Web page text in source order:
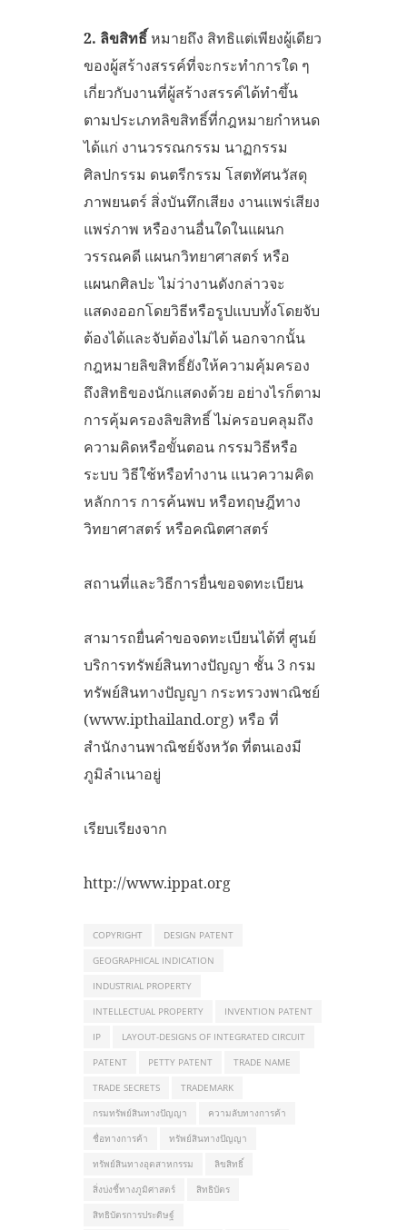
2. ลิขสิทธิ์หมายถึง สิทธิแต่เพียงผู้เดียว
ของผู้สร้างสรรค์ที่จะกระทำการใด ๆ
เกี่ยวกับงานที่ผู้สร้างสรรค์ได้ทำขึ้น
ตามประเภทลิขสิทธิ์ที่กฎหมายกำหนด
ได้แก่ งานวรรณกรรม นาฏกรรม
ศิลปกรรม ดนตรีกรรม โสตทัศนวัสดุ
ภาพยนตร์ สิ่งบันทึกเสียง งานแพร่เสียง
แพร่ภาพ หรืองานอื่นใดในแผนก
วรรณคดี แผนกวิทยาศาสตร์ หรือ
แผนกศิลปะ ไม่ว่างานดังกล่าวจะ
แสดงออกโดยวิธีหรือรูปแบบทั้งโดยจับ
ต้องได้และจับต้องไม่ได้ นอกจากนั้น
กฎหมายลิขสิทธิ์ยังให้ความคุ้มครอง
ถึงสิทธิของนักแสดงด้วย อย่างไรก็ตาม
การคุ้มครองลิขสิทธิ์ ไม่ครอบคลุมถึง
ความคิดหรือขั้นตอน กรรมวิธีหรือ
ระบบ วิธีใช้หรือทำงาน แนวความคิด
หลักการ การค้นพบ หรือทฤษฎีทาง
วิทยาศาสตร์ หรือคณิตศาสตร์
สถานที่และวิธีการยื่นขอจดทะเบียน
สามารถยื่นคำขอจดทะเบียนได้ที่ ศูนย์
บริการทรัพย์สินทางปัญญา ชั้น 3 กรม
ทรัพย์สินทางปัญญา กระทรวงพาณิชย์
(www.ipthailand.org) หรือ ที่
สำนักงานพาณิชย์จังหวัด ที่ตนเองมี
ภูมิลำเนาอยู่
เรียบเรียงจาก
http://www.ippat.org
COPYRIGHT
DESIGN PATENT
GEOGRAPHICAL INDICATION
INDUSTRIAL PROPERTY
INTELLECTUAL PROPERTY
INVENTION PATENT
IP
LAYOUT-DESIGNS OF INTEGRATED CIRCUIT
PATENT
PETTY PATENT
TRADE NAME
TRADE SECRETS
TRADEMARK
กรมทรัพย์สินทางปัญญา
ความลับทางการค้า
ชื่อทางการค้า
ทรัพย์สินทางปัญญา
ทรัพย์สินทางอุตสาหกรรม
ลิขสิทธิ์
สิ่งบ่งชี้ทางภูมิศาสตร์
สิทธิบัตร
สิทธิบัตรการประดิษฐ์